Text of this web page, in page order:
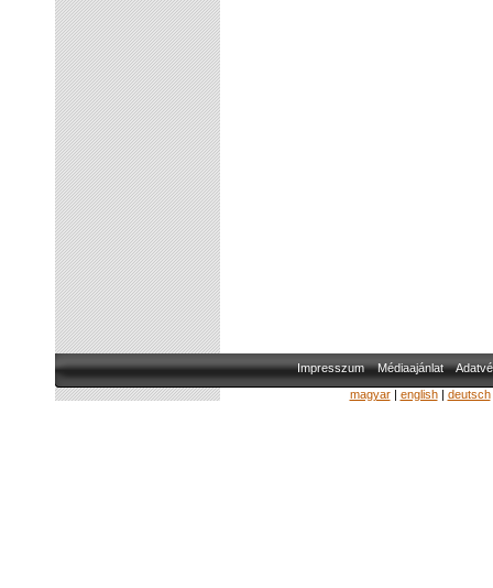
Impresszum Médiaajánlat
magyar| english| deutsch